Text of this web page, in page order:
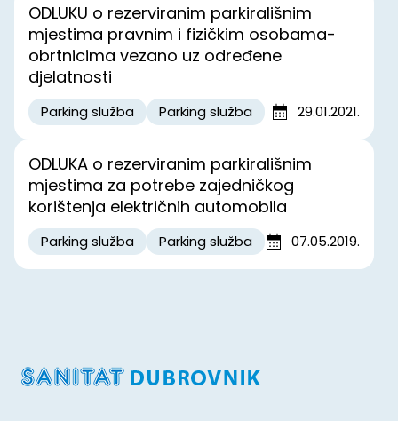
ODLUKU o rezerviranim parkirališnim
mjestima pravnim i fizičkim osobama-
obrtnicima vezano uz određene
djelatnosti
Parking služba Parking služba 29.01.2021.
ODLUKA o rezerviranim parkirališnim
mjestima za potrebe zajedničkog
korištenja električnih automobila
Parking služba Parking služba 07.05.2019.